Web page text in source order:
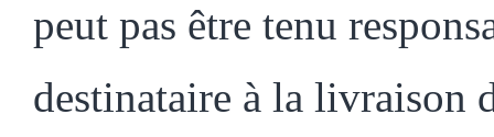
peut pas être tenu
destinataire à la livraison